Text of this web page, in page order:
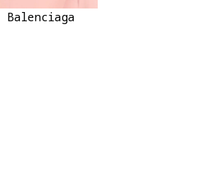
Balenciaga